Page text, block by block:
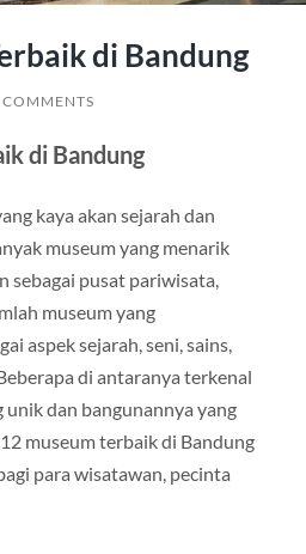
di Bandung
di Bandung
kaya akan sejarah dan
museum yang menarik
sebagai pusat pariwisata,
museum yang
aspek sejarah, seni, sains,
di antaranya terkenal
unik dan bangunannya yang
museum terbaik di Bandung
para wisatawan, pecinta